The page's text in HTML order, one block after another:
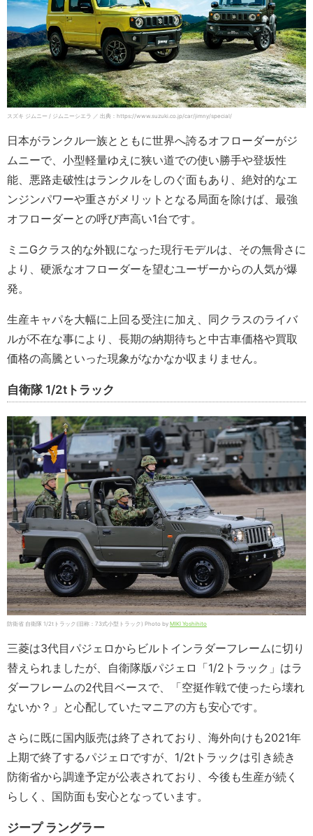
スズキ ジムニー / ジムニーシエラ ／ 出典：https://www.suzuki.co.jp/car/jimny/special/
日本がランクル一族とともに世界へ誇るオフローダーがジ
ムニーで、小型軽量ゆえに狭い道での使い勝手や登坂性
能、悪路走破性はランクルをしのぐ面もあり、絶対的なエ
ンジンパワーや重さがメリットとなる局面を除けば、最強
オフローダーとの呼び声高い1台です。
ミニGクラス的な外観になった現行モデルは、その無骨さに
より、硬派なオフローダーを望むユーザーからの人気が爆
発。
生産キャパを大幅に上回る受注に加え、同クラスのライバ
ルが不在な事により、長期の納期待ちと中古車価格や買取
価格の高騰といった現象がなかなか収まりません。
自衛隊 1/2tトラック
防衛省 自衛隊 1/2tトラック(旧称：73式小型トラック) Photo by MIKI Yoshihito
三菱は3代目パジェロからビルトインラダーフレームに切り
替えられましたが、自衛隊版パジェロ「1/2トラック」はラ
ダーフレームの2代目ベースで、「空挺作戦で使ったら壊れ
ないか？」と心配していたマニアの方も安心です。
さらに既に国内販売は終了されており、海外向けも2021年
上期で終了するパジェロですが、1/2tトラックは引き続き
防衛省から調達予定が公表されており、今後も生産が続く
らしく、国防面も安心となっています。
ジープ ラングラー